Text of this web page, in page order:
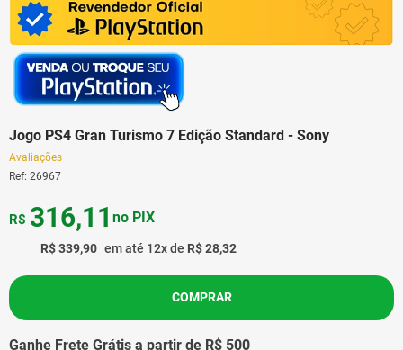
Jogo PS4 Gran Turismo 7 Edição Standard - Sony
Avaliações
Ref: 26967
R$339,90 em até 12x de R$28,32
R$ 316,11 no PIX
COMPRAR
Ganhe Frete Grátis a partir de R$ 500
3º
ps4
4º
smartphone
notebook